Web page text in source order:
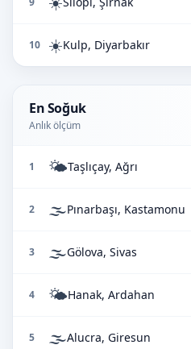
10 ☀️Kulp, Diyarbakır
En Soğuk
Anlık ölçüm
1 🌤️Taşlıçay, Ağrı
2 🌫️Pınarbaşı, Kastamonu
3 🌫️Gölova, Sivas
4 🌤️Hanak, Ardahan
5 🌫️Alucra, Giresun